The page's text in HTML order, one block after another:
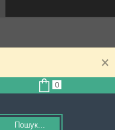
Пошук...